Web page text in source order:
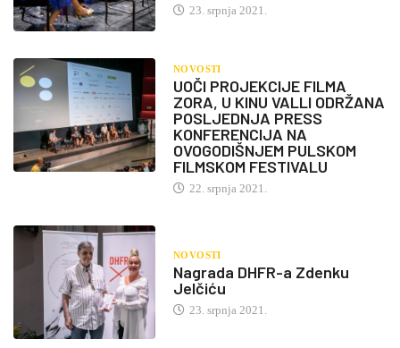
23. srpnja 2021.
NOVOSTI
UOČI PROJEKCIJE FILMA
ZORA, U KINU VALLI ODRŽANA
POSLJEDNJA PRESS
KONFERENCIJA NA
OVOGODIŠNJEM PULSKOM
FILMSKOM FESTIVALU
22. srpnja 2021.
NOVOSTI
Nagrada DHFR-a Zdenku
Jelčiću
23. srpnja 2021.